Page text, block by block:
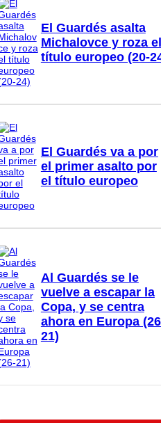
El Guardés asalta
Michalovce y roza el
título europeo (20-
El Guardés va a por
el primer asalto por
el título europeo
Al Guardés se le
vuelve a escapar la
Copa, y se centra
ahora en Europa
21)